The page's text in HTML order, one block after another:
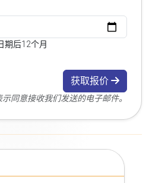
期后12个月
获取报价
同意接收我们发送的电子邮件。